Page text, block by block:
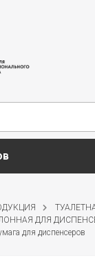
ДЛЯ
для диспенсеров